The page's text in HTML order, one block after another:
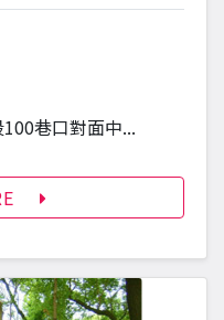
巷口對面中...